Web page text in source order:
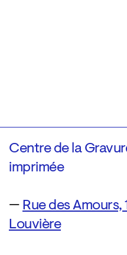
Centre de la
imprimée
— Rue des Amours,
Louvière